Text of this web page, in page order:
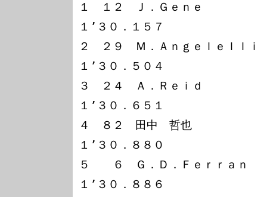
１　１２　Ｊ．Ｇｅｎｅ　　　
１’３０．１５７
２　２９　Ｍ．Ａｎｇｅｌｅｌｌ
１’３０．５０４
３　２４　Ａ．Ｒｅｉｄ　　　
１’３０．６５１
４　８２　田中　哲也　　　　　
１’３０．８８０
５　　６　Ｇ．Ｄ．Ｆｅｒｒａｎ
１’３０．８８６